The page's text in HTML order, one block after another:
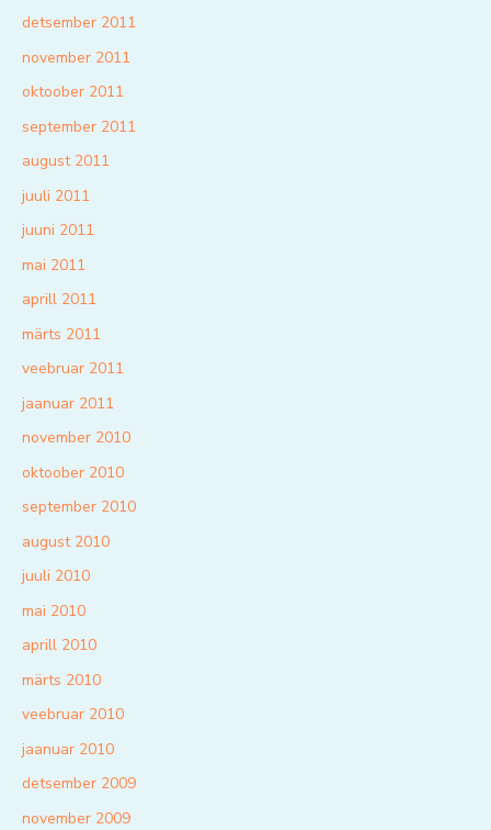
detsember 2011
november 2011
oktoober 2011
september 2011
august 2011
juuli 2011
juuni 2011
mai 2011
aprill 2011
märts 2011
veebruar 2011
jaanuar 2011
november 2010
oktoober 2010
september 2010
august 2010
juuli 2010
mai 2010
aprill 2010
märts 2010
veebruar 2010
jaanuar 2010
detsember 2009
november 2009